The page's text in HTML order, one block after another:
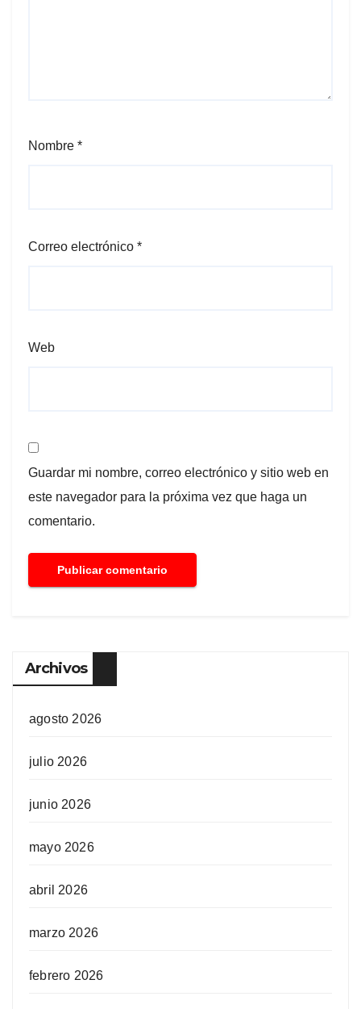
Nombre *
Correo electrónico *
Web
Guardar mi nombre, correo electrónico y sitio web en
este navegador para la próxima vez que haga un
comentario.
Archivos
agosto 2026
julio 2026
junio 2026
mayo 2026
abril 2026
marzo 2026
febrero 2026